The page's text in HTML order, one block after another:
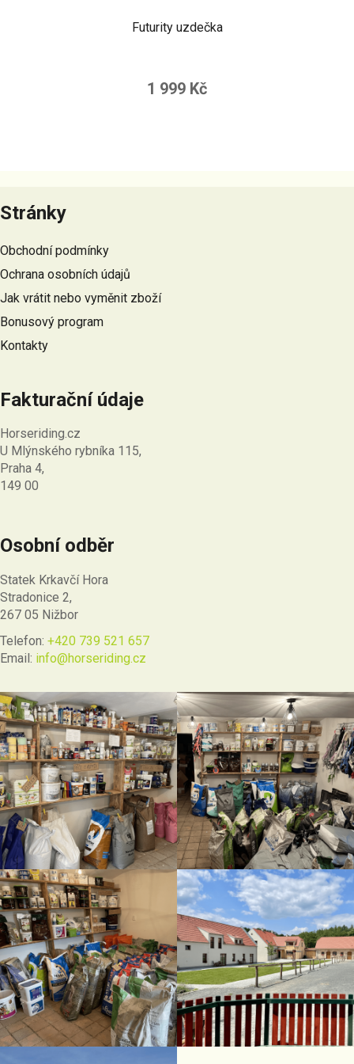
Futurity uzdečka
1 999 Kč
á
p
a
t
í
Stránky
Obchodní podmínky
Ochrana osobních údajů
Jak vrátit nebo vyměnit zboží
Bonusový program
Kontakty
Fakturační údaje
Horseriding.cz
U Mlýnského rybníka 115,
Praha 4,
149 00
Osobní odběr
Statek Krkavčí Hora
Stradonice 2,
267 05 Nižbor
Telefon: +420 739 521 657
Email: info@horseriding.cz